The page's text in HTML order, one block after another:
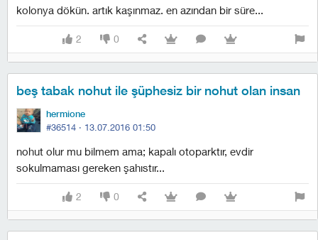
kolonya dökün. artık kaşınmaz. en azından bir süre...
2 0
beş tabak nohut ile şüphesiz bir nohut olan insan
hermione
#36514 · 13.07.2016 01:50
nohut olur mu bilmem ama; kapalı otoparktır, evdir
sokulmaması gereken şahıstır...
2 0